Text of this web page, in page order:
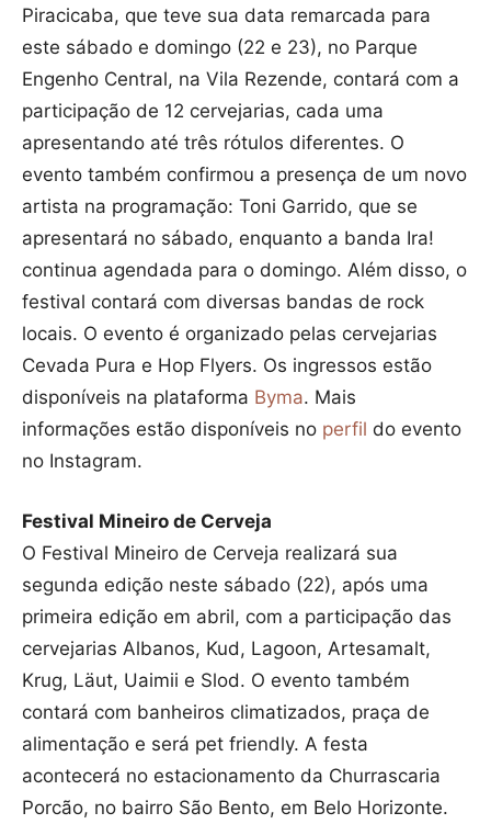
Piracicaba, que teve sua data remarcada para
este sábado e domingo (22 e 23), no Parque
Engenho Central, na Vila Rezende, contará com a
participação de 12 cervejarias, cada uma
apresentando até três rótulos diferentes. O
evento também confirmou a presença de um novo
artista na programação: Toni Garrido, que se
apresentará no sábado, enquanto a banda Ira!
continua agendada para o domingo. Além disso, o
festival contará com diversas bandas de rock
locais. O evento é organizado pelas cervejarias
Cevada Pura e Hop Flyers. Os ingressos estão
disponíveis na plataforma Byma. Mais
informações estão disponíveis no perfil do evento
no Instagram.
Festival Mineiro de Cerveja
O Festival Mineiro de Cerveja realizará sua
segunda edição neste sábado (22), após uma
primeira edição em abril, com a participação das
cervejarias Albanos, Kud, Lagoon, Artesamalt,
Krug, Läut, Uaimii e Slod. O evento também
contará com banheiros climatizados, praça de
alimentação e será pet friendly. A festa
acontecerá no estacionamento da Churrascaria
Porcão, no bairro São Bento, em Belo Horizonte.